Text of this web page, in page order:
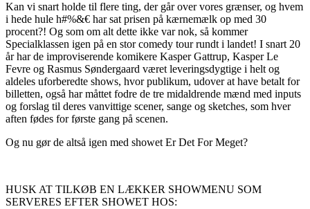
Kan vi snart holde til flere ting, der går over vores grænser, og hvem
i hede hule h#%&€ har sat prisen på kærnemælk op med 30
procent?! Og som om alt dette ikke var nok, så kommer
Specialklassen igen på en stor comedy tour rundt i landet! I snart 20
år har de improviserende komikere Kasper Gattrup, Kasper Le
Fevre og Rasmus Søndergaard været leveringsdygtige i helt og
aldeles uforberedte shows, hvor publikum, udover at have betalt for
billetten, også har måttet fodre de tre midaldrende mænd med inputs
og forslag til deres vanvittige scener, sange og sketches, som hver
aften fødes for første gang på scenen.
Og nu gør de altså igen med showet Er Det For Meget?
HUSK AT TILKØB EN LÆKKER SHOWMENU SOM
SERVERES EFTER SHOWET HOS: